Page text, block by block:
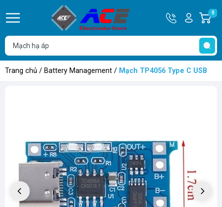
Hotline
0932
762514
Tài
khoản
Hello,
Khách
0
Trang chủ / Battery Management / Mạch TP4056 Type C USB